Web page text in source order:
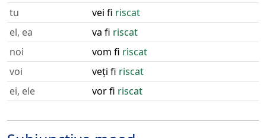
tu
vei fi riscat
el, ea
va fi riscat
noi
vom fi riscat
voi
veți fi riscat
ei, ele
vor fi riscat